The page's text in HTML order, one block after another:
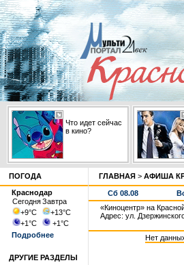
Что идет сейчас
в кино?
ПОГОДА
Краснодар
СегодняЗавтра
+9°С +13°С
+1°С +1°С
Подробнее
ДРУГИЕ РАЗДЕЛЫ
ГЛАВНАЯ > АФИША
Сб 08.08
«Киноцентр» на
Адрес: ул.
Нет